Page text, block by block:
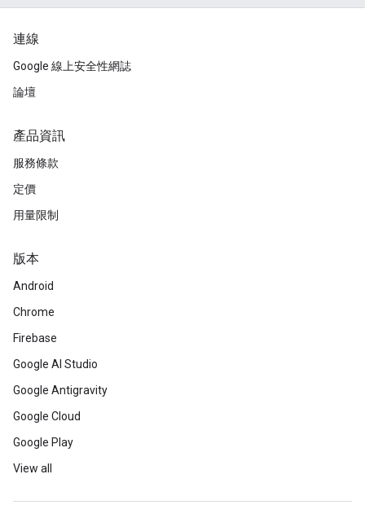
連線
Google 線上安全性網誌
論壇
產品資訊
服務條款
定價
用量限制
版本
Android
Chrome
Firebase
Google AI Studio
Google Antigravity
Google Cloud
Google Play
View all